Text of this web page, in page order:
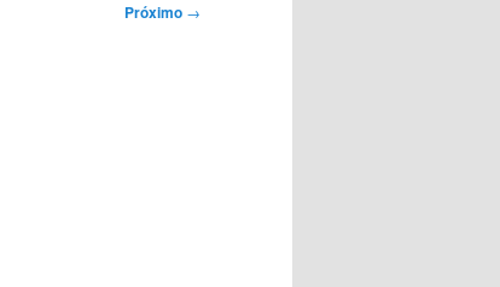
Próximo →